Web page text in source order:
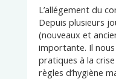
L’allégement du
Depuis plusieurs
(nouveaux et
importante. Il
pratiques à la
règles d’hygiène